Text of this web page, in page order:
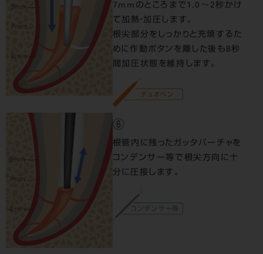
7mmのところまで1.0～2秒かけ
て加熱・加圧します。
根尖部分をしっかりと充填するた
めに作動ボタンを離した後も8秒
間加圧状態を維持します。
⑥
根管内に残ったガッタパーチャを
コンデンサー等で根尖方向に十
分に圧接します。